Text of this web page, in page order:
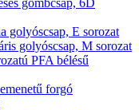
gömbcsap, 6D
golyóscsap, E sorozat
golyóscsap, M sorozat
PFA bélésű
forgó